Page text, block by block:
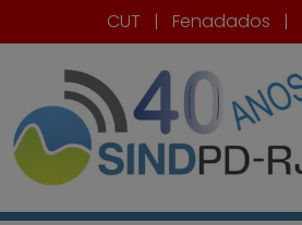
CUT | Fenadados |